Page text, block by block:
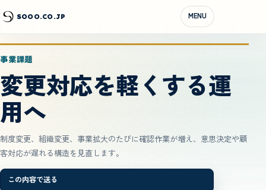
SOOO.CO.JP MENU
事業課題
変更対応を軽くする運
用へ
制度変更、組織変更、事業拡大のたびに確認作業が増え、意思決定や顧
客対応が遅れる構造を見直します。
この内容で送る